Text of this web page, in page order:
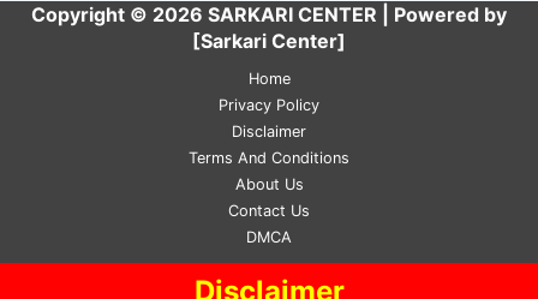
Copyright © 2026 SARKARI CENTER | Powered by
[Sarkari Center]
Home
Privacy Policy
Disclaimer
Terms And Conditions
About Us
Contact Us
DMCA
Disclaimer